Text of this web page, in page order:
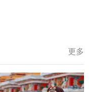
更多